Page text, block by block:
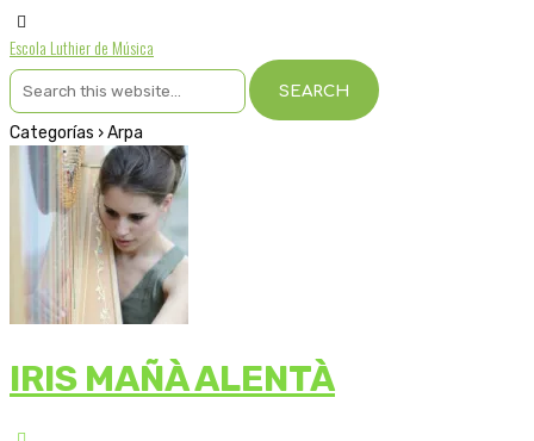
Escola Luthier de Música
Categorías ›Arpa
IRIS MAÑÀ ALENTÀ